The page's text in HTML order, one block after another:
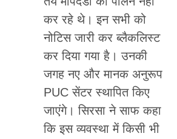
कर रहे थे। इन सभी को
नोटिस जारी कर ब्लैकलिस्ट
कर दिया गया है। उनकी
जगह नए और मानक अनुरूप
PUC सेंटर स्थापित किए
जाएंगे। सिरसा ने साफ कहा
कि इस व्यवस्था में किसी भी